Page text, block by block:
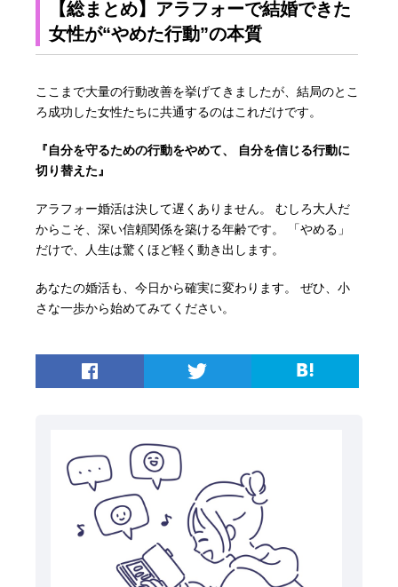
【総まとめ】アラフォーで結婚できた
女性が“やめた行動”の本質
ここまで大量の行動改善を挙げてきましたが、結局のとこ
ろ成功した女性たちに共通するのはこれだけです。
『自分を守るための行動をやめて、 自分を信じる行動に
切り替えた』
アラフォー婚活は決して遅くありません。 むしろ大人だ
からこそ、深い信頼関係を築ける年齢です。 「やめる」
だけで、人生は驚くほど軽く動き出します。
あなたの婚活も、今日から確実に変わります。 ぜひ、小
さな一歩から始めてみてください。